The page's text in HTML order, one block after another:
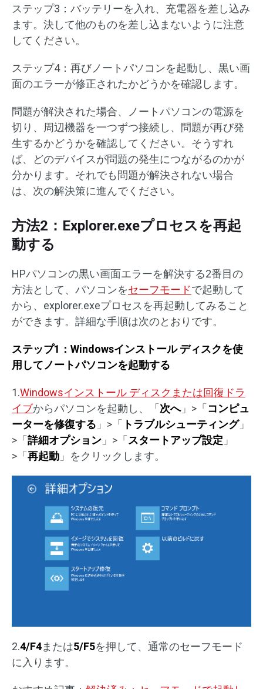
ステップ3：バッテリーを入れ、充電器を差し込み
ます。決して他のものを差し込まないように注意
してください。
ステップ4：再びノートパソコンを起動し、黒い画
面のエラーが修正されたかどうかを確認します。
問題が解決された場合、ノートパソコンの電源を
切り、周辺機器を一つずつ接続し、問題が再び発
生するかどうかを確認してください。そうすれ
ば、どのデバイスが問題の発生につながるのかが
分かります。それでも問題が解決されない場合
は、次の解決策に進んでください。
方法2：Explorer.exeプロセスを再起
動する
HPパソコンの黒い画面エラーを解決する2番目の
方法として、パソコンをセーフモードで起動して
から、explorer.exeプロセスを再起動してみること
ができます。詳細な手順は次のとおりです。
ステップ1：Windowsインストール ディスクを使
用してノートパソコンを起動する
1.Windowsインストール ディスクまたは回復ドラ
イブからパソコンを起動し、「 次へ」>「 コンピュ
ーターを修復する 」>「 トラブルシューティング」
>「 詳細オプション 」>「 スタートアップ設定 」
>「 再起動 」をクリックします。
2.4/F4または5/F5を押して、通常のセーフモード
に入ります。